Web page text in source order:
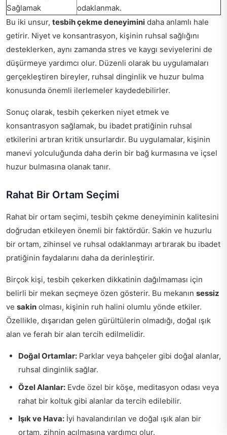
Sağlamak
odaklanmak.
Bu iki unsur, tesbih çekme deneyimini daha anlamlı hale
getirir. Niyet ve konsantrasyon, kişinin ruhsal sağlığını
desteklerken, aynı zamanda stres ve kaygı seviyelerini de
düşürmeye yardımcı olur. Düzenli olarak bu uygulamaları
gerçekleştiren bireyler, ruhsal dinginlik ve huzur bulma
konusunda önemli ilerlemeler kaydedebilirler.
Sonuç olarak, tesbih çekerken niyet etmek ve
konsantrasyon sağlamak, bu ibadet pratiğinin ruhsal
etkilerini artıran kritik unsurlardır. Bu uygulamalar, kişinin
manevi yolculuğunda daha derin bir bağ kurmasına ve içsel
huzur bulmasına olanak tanır.
Rahat Bir Ortam Seçimi
Rahat bir ortam seçimi, tesbih çekme deneyiminin kalitesini
doğrudan etkileyen önemli bir faktördür. Sakin ve huzurlu
bir ortam, zihinsel ve ruhsal odaklanmayı artırarak bu ibadet
pratiğinin faydalarını daha da derinleştirir.
Birçok kişi, tesbih çekerken dikkatinin dağılmaması için
belirli bir mekan seçmeye özen gösterir. Bu mekanın sessiz
ve sakin olması, kişinin ruh halini olumlu yönde etkiler.
Özellikle, dışarıdan gelen gürültülerin olmadığı, doğal ışık
alan ve ferah bir alan tercih edilmelidir.
Doğal Ortamlar: Parklar veya bahçeler gibi doğal alanlar,
ruhsal dinginlik sağlar.
Özel Alanlar: Evde özel bir köşe, meditasyon odası veya
rahat bir koltuk gibi alanlar da tercih edilebilir.
Işık ve Hava: İyi havalandırılan ve doğal ışık alan bir
ortam, zihnin açılmasına yardımcı olur.